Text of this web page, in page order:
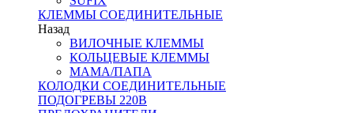
КЛЕММЫ СОЕДИНИТЕЛЬНЫЕ
Назад
ВИЛОЧНЫЕ КЛЕММЫ
КОЛЬЦЕВЫЕ КЛЕММЫ
МАМА/ПАПА
КОЛОДКИ СОЕДИНИТЕЛЬНЫЕ
ПОДОГРЕВЫ 220В